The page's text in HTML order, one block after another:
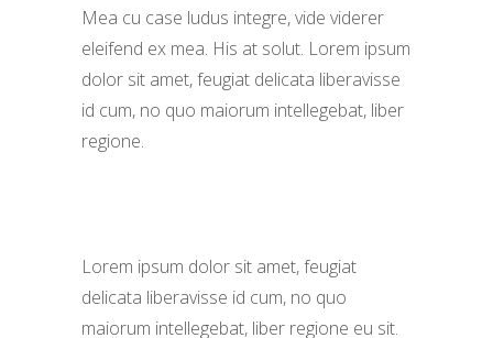
Mea cu case ludus integre, vide viderer
eleifend ex mea. His at solut. Lorem ipsum
dolor sit amet, feugiat delicata liberavisse
id cum, no quo maiorum intellegebat, liber
regione.
Lorem ipsum dolor sit amet, feugiat
delicata liberavisse id cum, no quo
maiorum intellegebat, liber regione eu sit.